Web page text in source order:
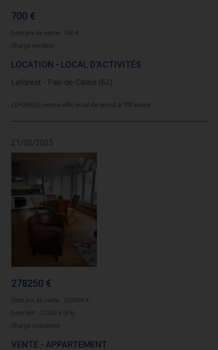
700 €
Dont prix de vente : 700 €
Charge vendeur
LOCATION - LOCAL D'ACTIVITÉS
Leforest - Pas-de-Calais (62)
LEFOREST, centre-ville, local de 66 m2 à 700 euros
21/02/2025
278250 €
Dont prix de vente : 265000 €
Dont HN* : 13250 € (5%)
Charge acquéreur
VENTE - APPARTEMENT